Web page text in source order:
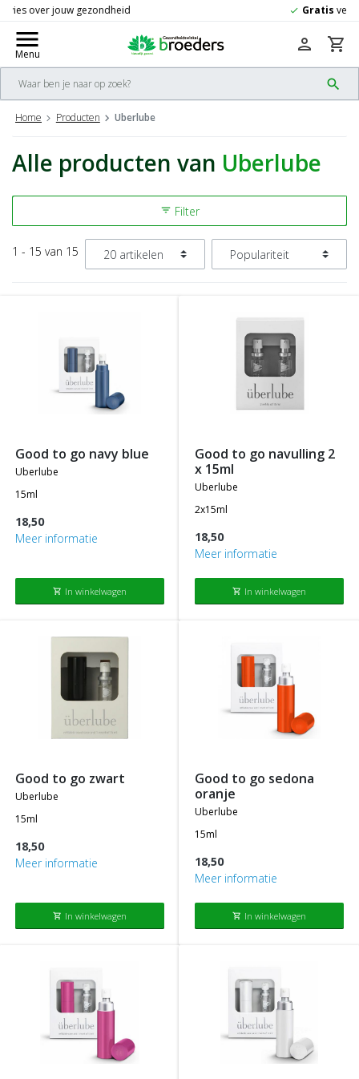
check Gratis
menu
Menu
search
person shopping_cart
Home Producten Uberlube
Alle producten van Uberlube
filter_list Filter
1 - 15 van 15
good to go navy blue
uberlube
15ml
18,50
Meer informatie
shopping_cart In winkelwagen
good to go navulling 2
x 15ml
uberlube
2x15ml
18,50
Meer informatie
shopping_cart In winkelwagen
good to go zwart
uberlube
15ml
18,50
Meer informatie
shopping_cart In winkelwagen
good to go sedona
oranje
uberlube
15ml
18,50
Meer informatie
shopping_cart In winkelwagen